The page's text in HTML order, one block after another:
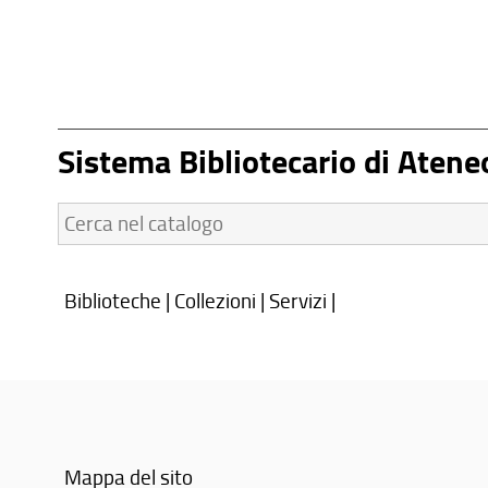
Sistema Bibliotecario di
Cerca
nel
Biblioteche | Collezioni | Servizi |
Mappa del sito